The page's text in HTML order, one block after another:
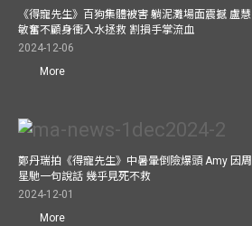
《得寵先生》百狗集體被害 躺泥灘場面震撼 盧慧
敏奮不顧身衝入水拯救 割損手掌流血
2024-12-06
More
鄭丹瑞拍《得寵先生》中暑暈倒險爆頭 Amy 因周
星馳一句說話 幾乎見死不救
2024-12-01
More